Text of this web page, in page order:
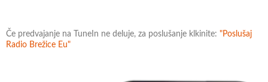
Če predvajanje na TuneIn ne deluje, za poslušanje klkinite: "Poslušaj
Radio Brežice Eu"